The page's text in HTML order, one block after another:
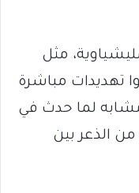
مثل
تهديدات مباشرة
مشابه لما حدث في
من الذعر بين